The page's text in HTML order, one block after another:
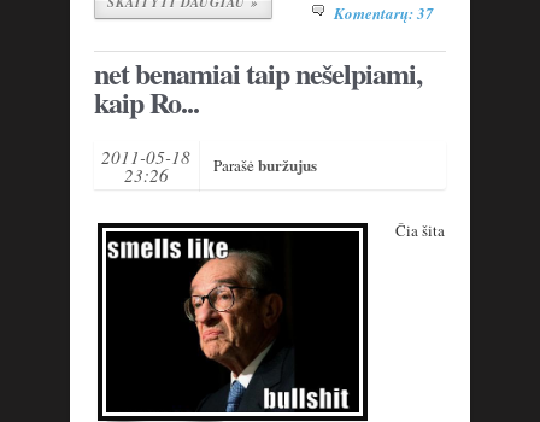
Komentarų: 37
net benamiai taip nešelpiami,
kaip Ro...
2011-05-18
23:26 Parašėburžujus
Čia šita